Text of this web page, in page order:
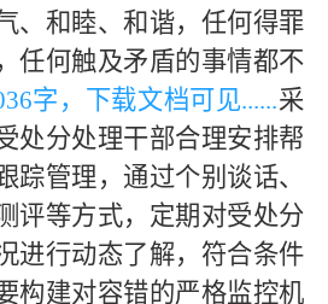
、和睦、和谐，任何得罪
任何触及矛盾的事情都不
字，下载文档可见......采
处分处理干部合理安排帮
踪管理，通过个别谈话、
评等方式，定期对受处分
进行动态了解，符合条件
构建对容错的严格监控机